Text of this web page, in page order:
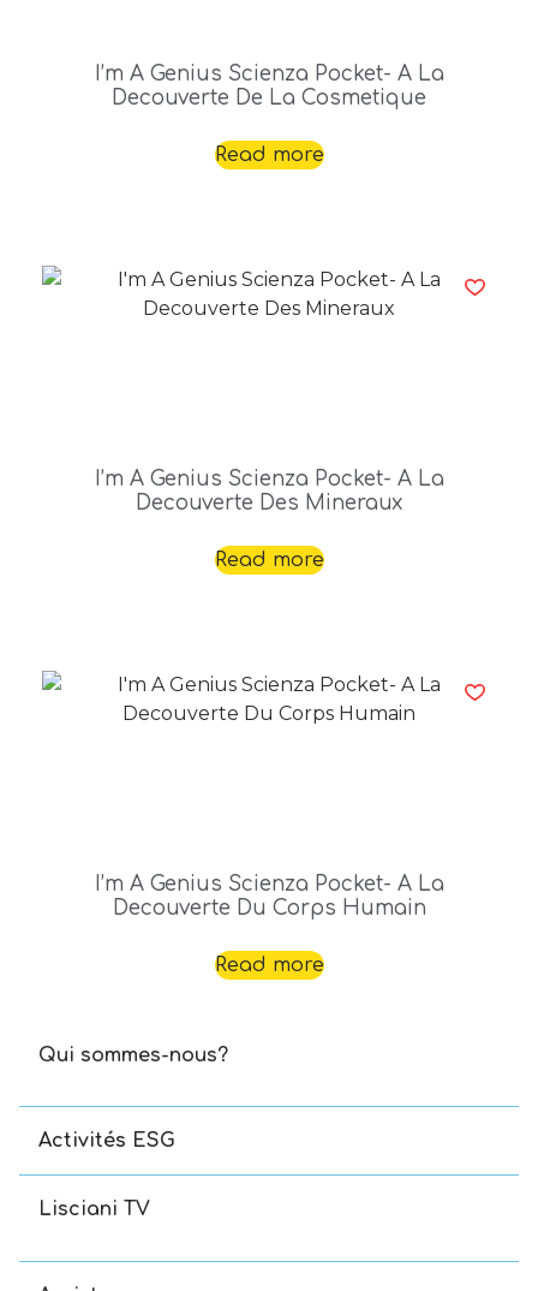
I’m A Genius Scienza Pocket- A La
Decouverte De La Cosmetique
Read more
I’m A Genius Scienza Pocket- A La
Decouverte Des Mineraux
Read more
I’m A Genius Scienza Pocket- A La
Decouverte Du Corps Humain
Read more
Qui sommes-nous?
Activités ESG
Lisciani TV